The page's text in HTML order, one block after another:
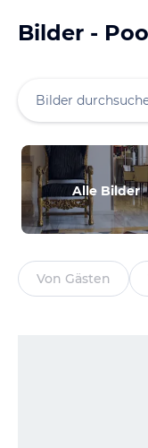
Bilder -
Alle Bilder
Von Gästen